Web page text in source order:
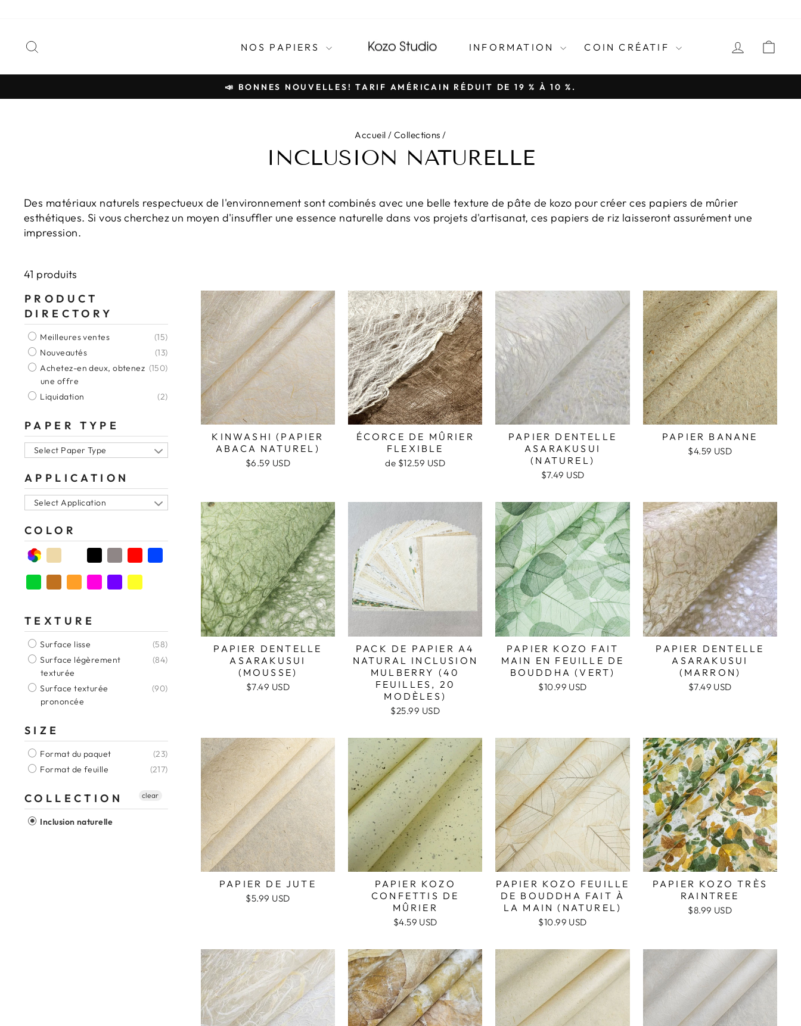
NOS PAPIERS INFORMATION COIN CRÉATIF
Pause
diaporama
📣 BONNES NOUVELLES! TARIF AMÉRICAIN RÉDUIT DE 19 % À 10 %.
Accueil / Collections /
INCLUSION NATURELLE
Des matériaux naturels respectueux de l'environnement sont combinés avec une belle texture de pâte de kozo pour créer ces papiers de mûrier
esthétiques. Si vous cherchez un moyen d'insuffler une essence naturelle dans vos projets d'artisanat, ces papiers de riz laisseront assurément une
impression.
41 produits
PRODUCT
DIRECTORY
Meilleures ventes
(15)
Nouveautés
(13)
Achetez-en deux, obtenez
une offre
(150)
Liquidation (2)
PAPER TYPE
Select Paper Type
APPLICATION
Select Application
COLOR
TEXTURE
Surface lisse
(58)
Surface légèrement
texturée
(84)
Surface texturée
prononcée
(90)
SIZE
Format du paquet
(23)
Format de feuille
(217)
COLLECTION
Inclusion naturelle
clear
KINWASHI (PAPIER
ABACA NATUREL)
$6.59 USD
ÉCORCE DE MÛRIER
FLEXIBLE
de $12.59 USD
PAPIER DENTELLE
ASARAKUSUI
(NATUREL)
$7.49 USD
PAPIER BANANE
$4.59 USD
PAPIER DENTELLE
ASARAKUSUI
(MOUSSE)
$7.49 USD
PACK DE PAPIER A4
NATURAL INCLUSION
MULBERRY (40
FEUILLES, 20
MODÈLES)
$25.99 USD
PAPIER KOZO FAIT
MAIN EN FEUILLE DE
BOUDDHA (VERT)
$10.99 USD
PAPIER DENTELLE
ASARAKUSUI
(MARRON)
$7.49 USD
PAPIER DE JUTE
$5.99 USD
PAPIER KOZO
CONFETTIS DE
MÛRIER
$4.59 USD
PAPIER KOZO FEUILLE
DE BOUDDHA FAIT À
LA MAIN (NATUREL)
$10.99 USD
PAPIER KOZO TRÈS
RAINTREE
$8.99 USD